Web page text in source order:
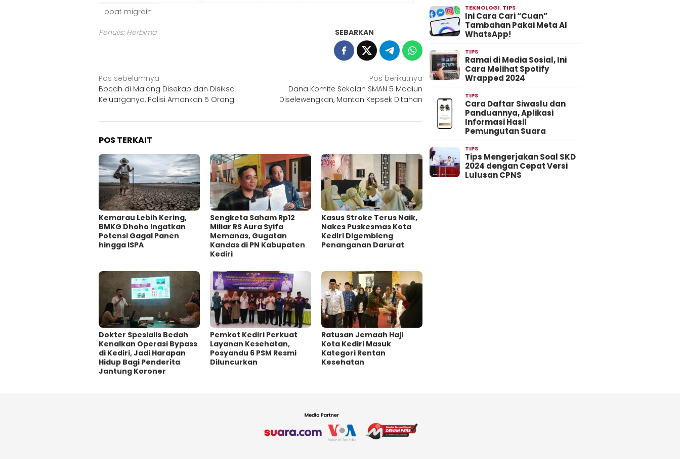
obat migrain
Penulis: Herbima SEBARKAN
Navigasi
pos
Pos sebelumnya
Bocah di Malang Disekap dan Disiksa
Keluarganya, Polisi Amankan 5 Orang
Pos berikutnya
Dana Komite Sekolah SMAN 5 Madiun
Diselewengkan, Mantan Kepsek Ditahan
POS TERKAIT
Kemarau Lebih Kering,
BMKG Dhoho Ingatkan
Potensi Gagal Panen
hingga ISPA
Sengketa Saham Rp12
Miliar RS Aura Syifa
Memanas, Gugatan
Kandas di PN Kabupaten
Kediri
Kasus Stroke Terus Naik,
Nakes Puskesmas Kota
Kediri Digembleng
Penanganan Darurat
Dokter Spesialis Bedah
Kenalkan Operasi Bypass
di Kediri, Jadi Harapan
Hidup Bagi Penderita
Jantung Koroner
Pemkot Kediri Perkuat
Layanan Kesehatan,
Posyandu 6 PSM Resmi
Diluncurkan
‎Ratusan Jemaah Haji
Kota Kediri Masuk
Kategori Rentan
Kesehatan
TEKNOLOGI, TIPS
Ini Cara Cari “Cuan”
Tambahan Pakai Meta AI
WhatsApp!
TIPS
Ramai di Media Sosial, Ini
Cara Melihat Spotify
Wrapped 2024
TIPS
Cara Daftar Siwaslu dan
Panduannya, Aplikasi
Informasi Hasil
Pemungutan Suara
TIPS
Tips Mengerjakan Soal SKD
2024 dengan Cepat Versi
Lulusan CPNS